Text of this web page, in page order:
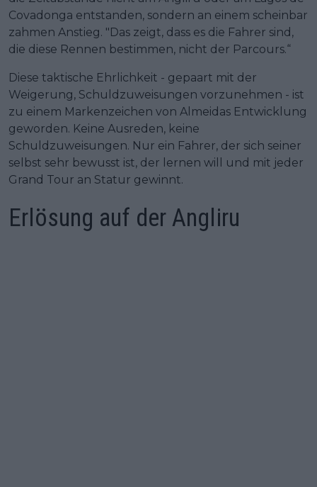
Covadonga entstanden, sondern an einem scheinbar
zahmen Anstieg. "Das zeigt, dass es die Fahrer sind,
die diese Rennen bestimmen, nicht der Parcours.“
Diese taktische Ehrlichkeit - gepaart mit der
Weigerung, Schuldzuweisungen vorzunehmen - ist
zu einem Markenzeichen von Almeidas Entwicklung
geworden. Keine Ausreden, keine
Schuldzuweisungen. Nur ein Fahrer, der sich seiner
selbst sehr bewusst ist, der lernen will und mit jeder
Grand Tour an Statur gewinnt.
Erlösung auf der Angliru